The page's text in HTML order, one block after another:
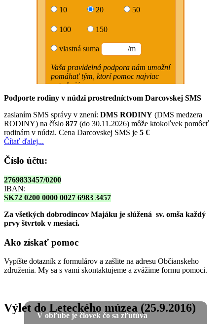
Podporte rodiny v núdzi prostredníctvom Darcovskej SMS
zaslaním SMS správy v znení: DMS RODINY (DMS medzera
RODINY) na číslo 877 (do 30.11.2026) môže ktokoľvek pomôcť
rodinám v núdzi. Cena Darcovskej SMS je 5 €
Čítať ďalej...
Číslo účtu:
2769833457/0200
IBAN:
SK72 0200 0000 0027 6983 3457
Za všetkých dobrodincov Majáku je slúžená sv. omša každý
prvy štvrtok v mesiaci.
Ako získať pomoc
Vypíšte dotazník z formulárov a zašlite na adresu Občianskeho
združenia. My sa s vami skontaktujeme a zvážime formu pomoci.
V obľube je človek čo sa zľutúva
Výlet do Leteckého múzea (25.9.2016)